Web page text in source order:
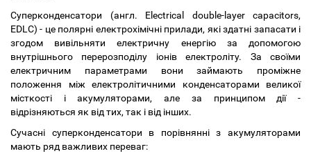
Cуперконденсатори (англ. Electrical double-layer capacitors,
EDLC) - це полярні електрохімічні прилади, які здатні запасати і
згодом вивільняти електричну енергію за допомогою
внутрішнього перерозподілу іонів електроліту. За своїми
електричним параметрами вони займають проміжне
положення між електролітичними конденсаторами великої
місткості і акумуляторами, але за принципом дії -
відрізняються як від тих, так і від інших.
Сучасні суперконденсатори в порівнянні з акумуляторами
мають ряд важливих переваг: